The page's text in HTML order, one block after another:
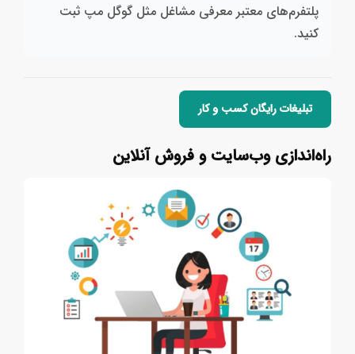
پلتفرم‌های معتبر معرفی مشاغل مثل گوگل مپ ثبت
کنید.
تبلیغات رایگان کسب‌ و کار
راه‌اندازی وب‌سایت و فروش آنلاین